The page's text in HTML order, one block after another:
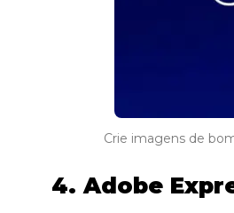
Crie imagens de
4. Adobe